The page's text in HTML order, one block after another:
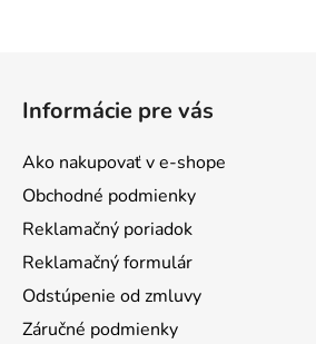
Informácie pre vás
Ako nakupovať v e-shope
Obchodné podmienky
Reklamačný poriadok
Reklamačný formulár
Odstúpenie od zmluvy
Záručné podmienky